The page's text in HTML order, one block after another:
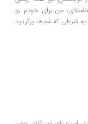
من برای خودم رو
که شماها برگردید